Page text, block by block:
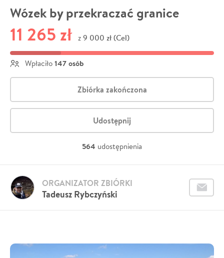
Wózek by przekraczać granice
11 265 zł z 9 000 zł (Cel)
Wpłaciło 147 osób
Zbiórka zakończona
Udostępnij
564 udostępnienia
Tadeusz Rybczyński
ORGANIZATOR ZBIÓRKI